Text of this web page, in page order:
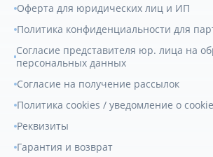
Оферта для юридических лиц и ИП
Политика конфиденциальности для
Согласие представителя юр. лица на
персональных данных
Согласие на получение рассылок
Политика cookies / уведомление о cookie
Реквизиты
Гарантия и возврат